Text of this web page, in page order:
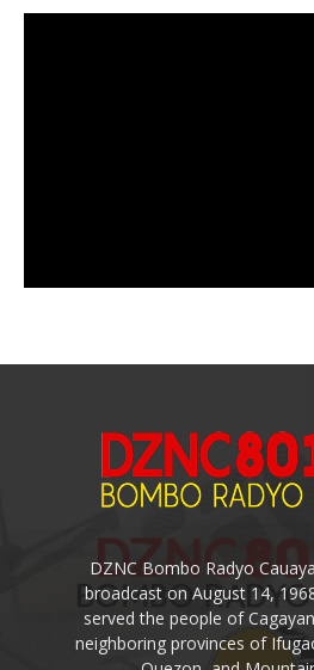
DZNC Bombo Radyo
broadcast on August 14,
served the people of
neighboring provinces of